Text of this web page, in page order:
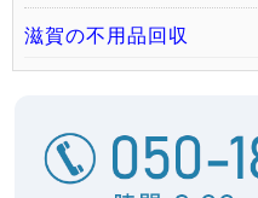
滋賀の不用品回収